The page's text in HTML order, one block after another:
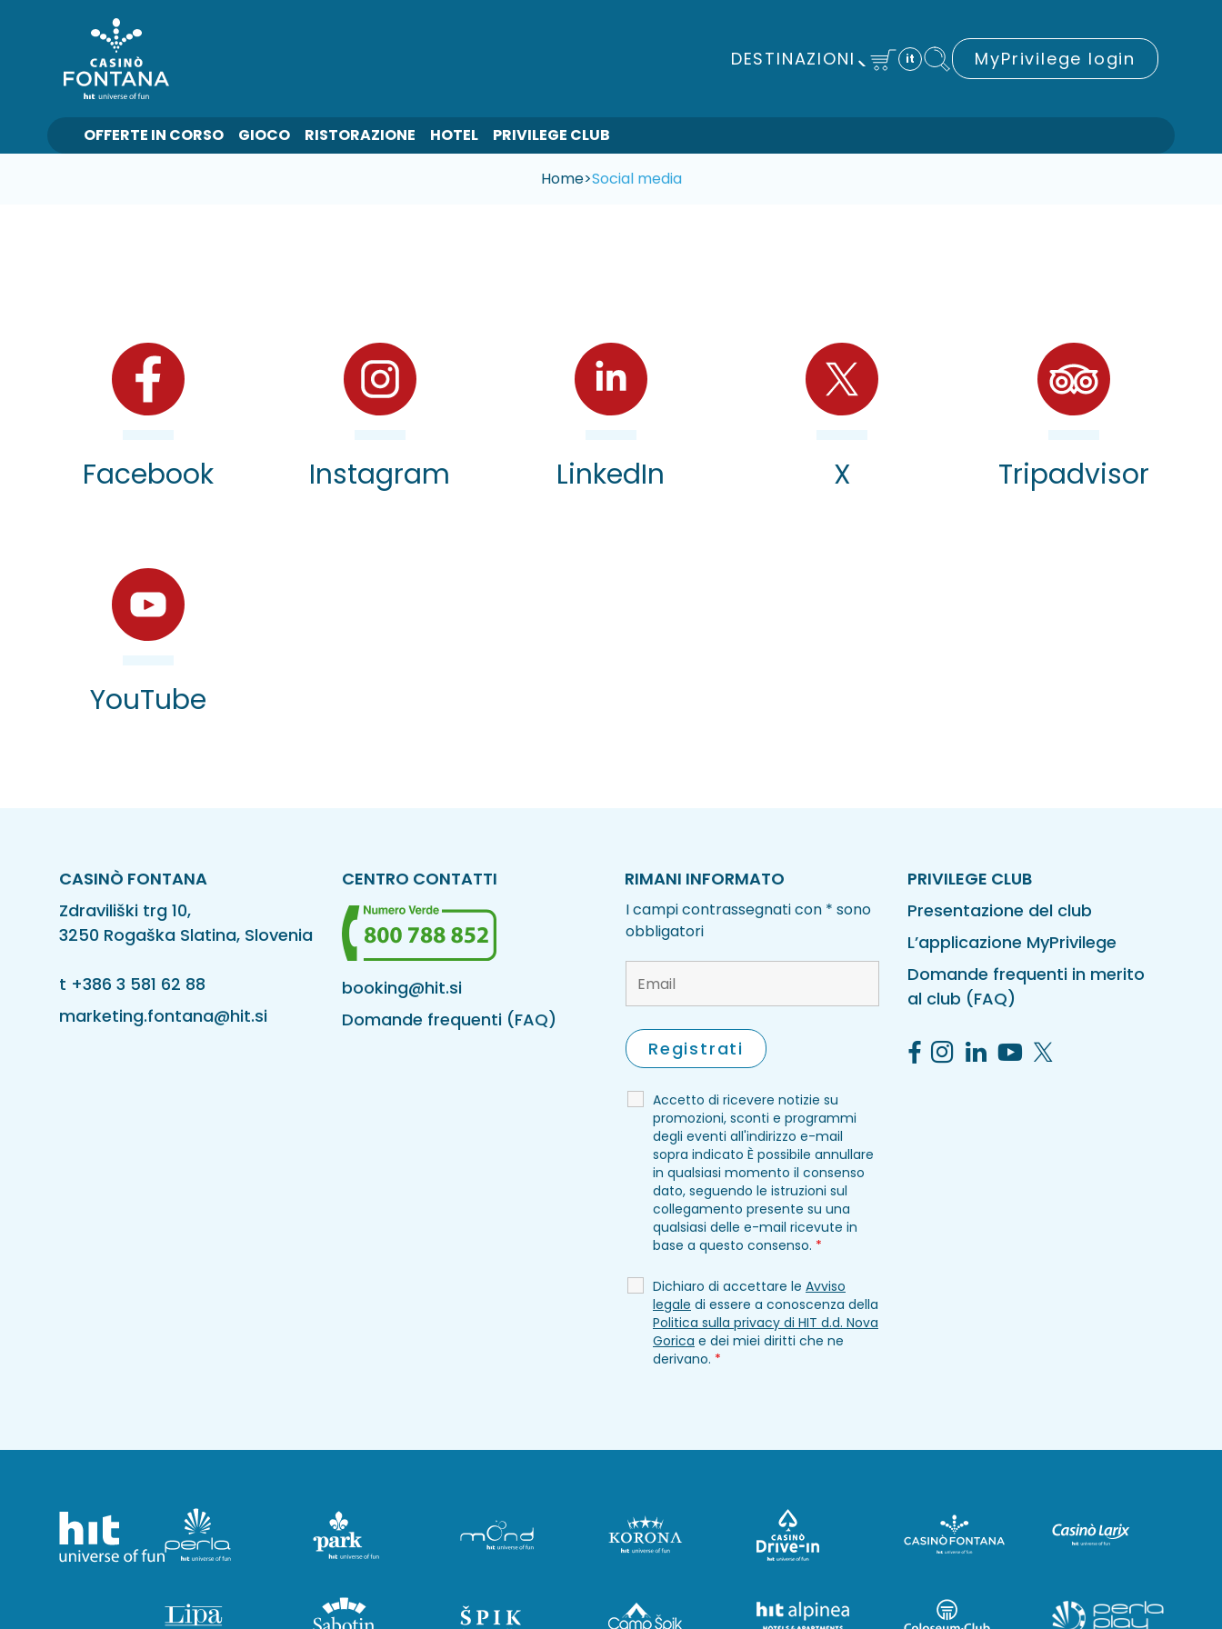
DESTINAZIONI it MyPrivilege login
OFFERTE IN CORSO GIOCO RISTORAZIONE HOTEL PRIVILEGE CLUB
Home>Social media
Facebook Instagram LinkedIn X Tripadvisor
YouTube
CASINÒ FONTANA
Zdraviliški trg 10,
3250 Rogaška Slatina, Slovenia
t +386 3 581 62 88
marketing.fontana@hit.si
CENTRO CONTATTI
booking@hit.si
Domande frequenti (FAQ)
RIMANI INFORMATO
I campi contrassegnati con * sono
obbligatori
Accetto di ricevere notizie su
promozioni, sconti e programmi
degli eventi all'indirizzo e-mail
sopra indicato È possibile annullare
in qualsiasi momento il consenso
dato, seguendo le istruzioni sul
collegamento presente su una
qualsiasi delle e-mail ricevute in
base a questo consenso. *
Dichiaro di accettare le Avviso
legale di essere a conoscenza della
Politica sulla privacy di HIT d.d. Nova
Gorica e dei miei diritti che ne
derivano. *
PRIVILEGE CLUB
Presentazione del club
L’applicazione MyPrivilege
Domande frequenti in merito
al club (FAQ)